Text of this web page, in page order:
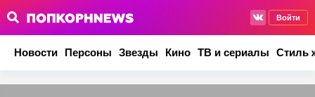
Войти
Новости Персоны Звезды Кино ТВ и сериалы Стиль